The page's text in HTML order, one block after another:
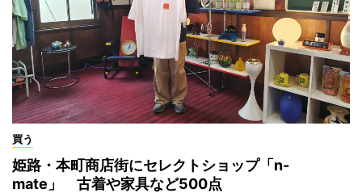
買う
姫路・本町商店街にセレクトショップ「n-
mate」 古着や家具など500点